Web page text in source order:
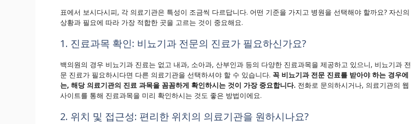
표에서 보시다시피, 각 의료기관은 특성이 조금씩 다르답니다. 어떤 기준을 가지고 병원을 선택해야 할까요? 자신의
상황과 필요에 따라 가장 적합한 곳을 고르는 것이 중요해요.
1. 진료과목 확인: 비뇨기과 전문의 진료가 필요하신가요?
백의원의 경우 비뇨기과 진료는 없고 내과, 소아과, 산부인과 등의 다양한 진료과목을 제공하고 있으니, 비뇨기과 전
문 진료가 필요하시다면 다른 의료기관을 선택하셔야 할 수 있습니다. 꼭 비뇨기과 전문 진료를 받아야 하는 경우에
는, 해당 의료기관의 진료 과목을 꼼꼼하게 확인하시는 것이 가장 중요합니다. 전화로 문의하시거나, 의료기관의 웹
사이트를 통해 진료과목을 미리 확인하시는 것도 좋은 방법이에요.
2. 위치 및 접근성: 편리한 위치의 의료기관을 원하시나요?